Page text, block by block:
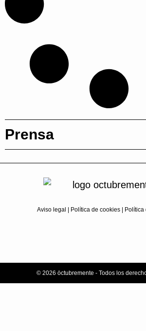
Prensa
Aviso legal Política de cookies| Política
© 2026 öctubremente - Todos los